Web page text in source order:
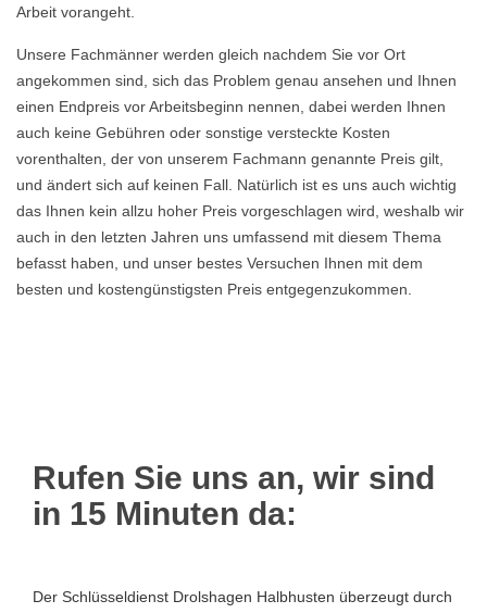
Arbeit vorangeht.
Unsere Fachmänner werden gleich nachdem Sie vor Ort
angekommen sind, sich das Problem genau ansehen und Ihnen
einen Endpreis vor Arbeitsbeginn nennen, dabei werden Ihnen
auch keine Gebühren oder sonstige versteckte Kosten
vorenthalten, der von unserem Fachmann genannte Preis gilt,
und ändert sich auf keinen Fall. Natürlich ist es uns auch wichtig
das Ihnen kein allzu hoher Preis vorgeschlagen wird, weshalb wir
auch in den letzten Jahren uns umfassend mit diesem Thema
befasst haben, und unser bestes Versuchen Ihnen mit dem
besten und kostengünstigsten Preis entgegenzukommen.
Rufen Sie uns an, wir sind
in 15 Minuten da:
Der Schlüsseldienst Drolshagen Halbhusten überzeugt durch